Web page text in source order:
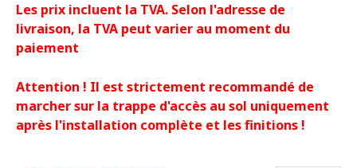
Les prix incluent la TVA. Selon l'adresse de
livraison, la TVA peut varier au moment du
paiement
Attention ! Il est strictement recommandé de
marcher sur la trappe d'accès au sol uniquement
après l'installation complète et les finitions !